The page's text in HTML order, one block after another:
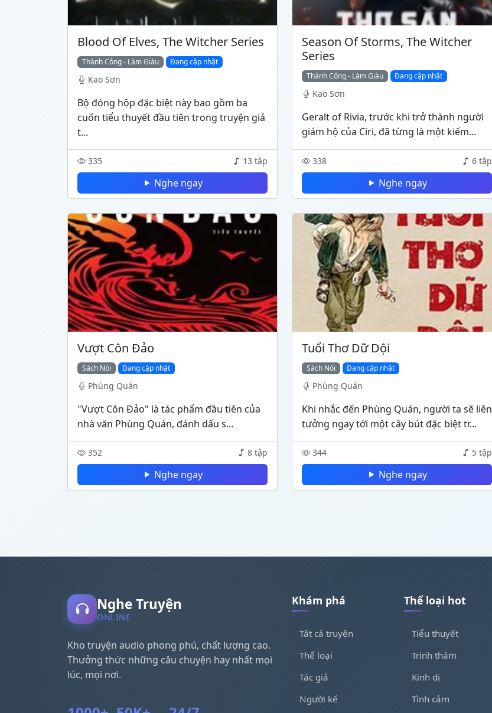
Blood Of Elves, The Witcher Series
Thành Công - Làm Giàu Đang cập nhật
Kao Sơn
Bộ đóng hộp đặc biệt này bao gồm ba
cuốn tiểu thuyết đầu tiên trong truyện giả
t...
335 13 tập
Nghe ngay
Season Of Storms, The Witcher
Series
Thành Công - Làm Giàu Đang cập nhật
Kao Sơn
Geralt of Rivia, trước khi trở thành người
giám hộ của Ciri, đã từng là một kiếm...
338 6 tập
Nghe ngay
Vượt Côn Đảo
Sách Nói Đang cập nhật
Phùng Quán
"Vượt Côn Đảo" là tác phẩm đầu tiên của
nhà văn Phùng Quán, đánh dấu s...
352 8 tập
Nghe ngay
Tuổi Thơ Dữ Dội
Sách Nói Đang cập nhật
Phùng Quán
Khi nhắc đến Phùng Quán, người ta sẽ liên
tưởng ngay tới một cây bút đặc biệt tr...
344 5 tập
Nghe ngay
Nghe Truyện
ONLINE
Kho truyện audio phong phú, chất lượng cao.
Thưởng thức những câu chuyện hay nhất mọi
lúc, mọi nơi.
Khám phá
Tất cả truyện
Thể loại
Tác giả
Người kể
Thể loại hot
Tiểu thuyết
Trinh thám
Kinh dị
Tình cảm